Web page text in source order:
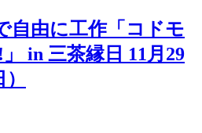
自由に工作「コドモ
in 三茶縁日 11月29